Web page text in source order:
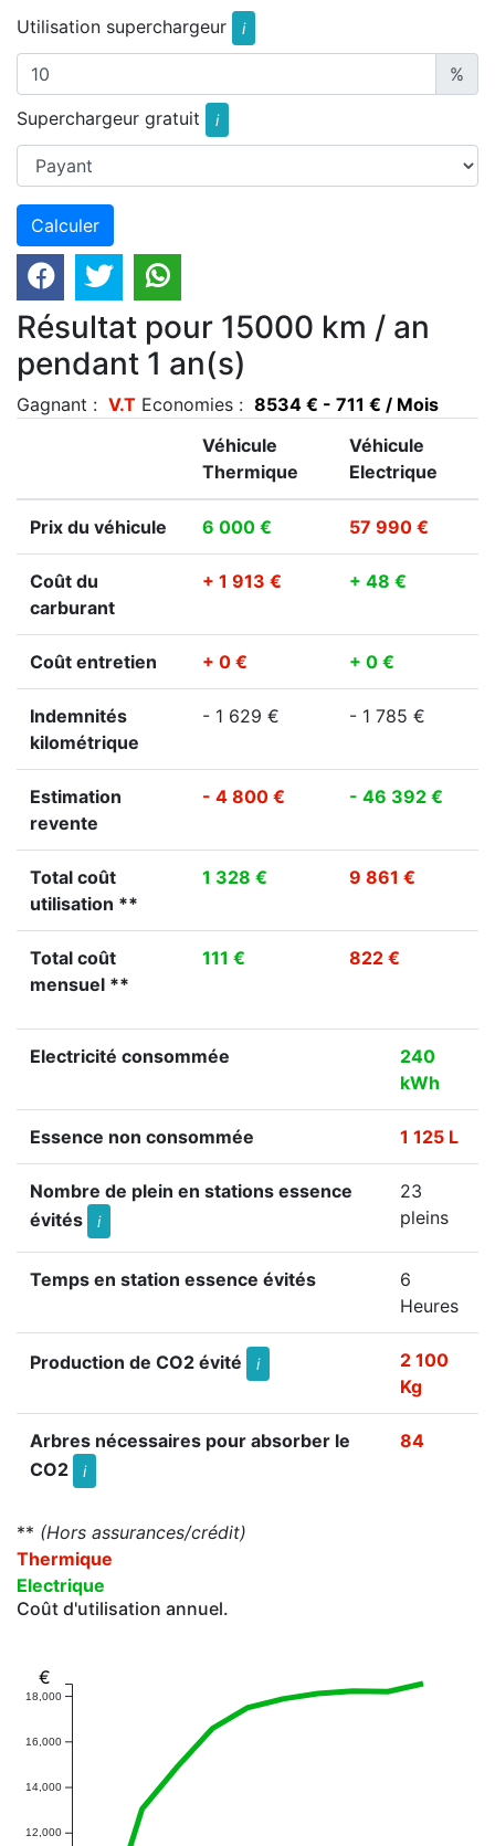
Utilisation superchargeur i
%
Superchargeur gratuit
i
Résultat pour 15000 km / an
pendant 1 an(s)
Gagnant : V.T Economies : 8534 € - 711 € / Mois
Véhicule
Thermique
Véhicule
Electrique
Prix du véhicule 6 000 € 57 990 €
Coût du
carburant
+ 1 913 € + 48 €
Coût entretien + 0 € + 0 €
Indemnités
kilométrique
- 1 629 € - 1 785 €
Estimation
revente
- 4 800 € - 46 392 €
Total coût
utilisation **
1 328 € 9 861 €
Total coût
mensuel **
111 € 822 €
Electricité consommée
240
kWh
Essence non consommée 1 125 L
Nombre de plein en stations essence
évités
i
23
pleins
Temps en station essence évités
6
Heures
Production de CO2 évité i
2 100
Kg
Arbres nécessaires pour absorber le
CO2
i
84
** (Hors assurances/crédit)
Thermique
Electrique
Coût d'utilisation annuel.
12,000
14,000
16,000
18,000
€